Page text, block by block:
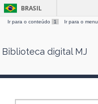
Skip
BRASIL
Ir para o conteúdo 1 Ir para o menu
Biblioteca digital MJ